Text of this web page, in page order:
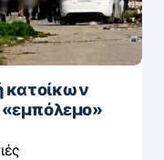
κατοίκων
«εμπόλεμο»